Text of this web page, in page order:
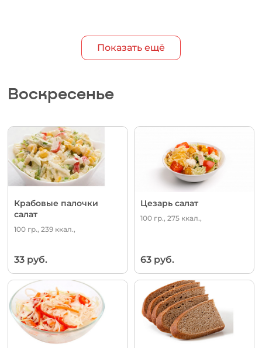
Показать ещё
Воскресенье
Крабовые палочки
салат
100 гр., 239 ккал.,
33 руб.
Цезарь салат
100 гр., 275 ккал.,
63 руб.